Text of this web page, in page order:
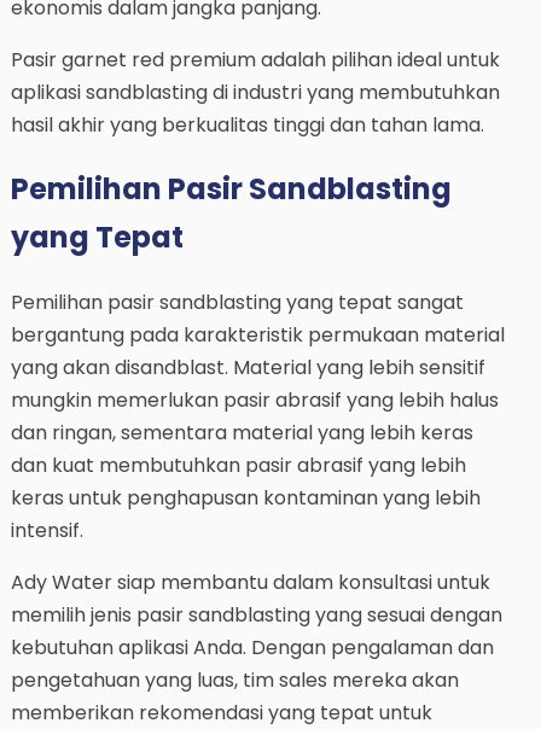
ekonomis dalam jangka panjang.
Pasir garnet red premium adalah pilihan ideal untuk
aplikasi sandblasting di industri yang membutuhkan
hasil akhir yang berkualitas tinggi dan tahan lama.
Pemilihan Pasir Sandblasting
yang Tepat
Pemilihan pasir sandblasting yang tepat sangat
bergantung pada karakteristik permukaan material
yang akan disandblast. Material yang lebih sensitif
mungkin memerlukan pasir abrasif yang lebih halus
dan ringan, sementara material yang lebih keras
dan kuat membutuhkan pasir abrasif yang lebih
keras untuk penghapusan kontaminan yang lebih
intensif.
Ady Water siap membantu dalam konsultasi untuk
memilih jenis pasir sandblasting yang sesuai dengan
kebutuhan aplikasi Anda. Dengan pengalaman dan
pengetahuan yang luas, tim sales mereka akan
memberikan rekomendasi yang tepat untuk